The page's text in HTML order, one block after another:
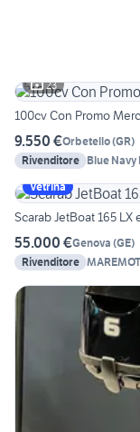
23
100cv Con Promo
9.550 €Orbetello(GR)
Rivenditore Blue Navy
Vetrina
Scarab JetBoat 165
55.000 €Genova (GE)
Rivenditore